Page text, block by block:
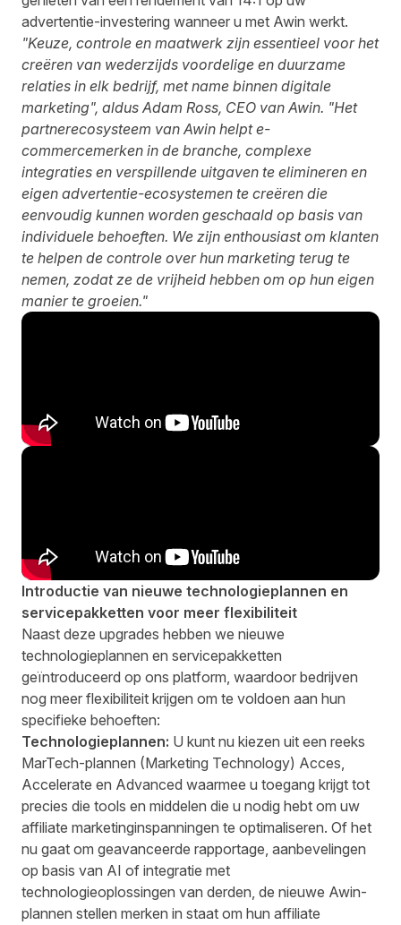
advertentie-investering wanneer u met Awin werkt.
"Keuze, controle en maatwerk zijn essentieel voor het
creëren van wederzijds voordelige en duurzame
relaties in elk bedrijf, met name binnen digitale
marketing", aldus Adam Ross, CEO van Awin. "Het
partnerecosysteem van Awin helpt e-
commercemerken in de branche, complexe
integraties en verspillende uitgaven te elimineren en
eigen advertentie-ecosystemen te creëren die
eenvoudig kunnen worden geschaald op basis van
individuele behoeften. We zijn enthousiast om klanten
te helpen de controle over hun marketing terug te
nemen, zodat ze de vrijheid hebben om op hun eigen
manier te groeien."
Introductie van nieuwe technologieplannen en
servicepakketten voor meer flexibiliteit
Naast deze upgrades hebben we nieuwe
technologieplannen en servicepakketten
geïntroduceerd op ons platform, waardoor bedrijven
nog meer flexibiliteit krijgen om te voldoen aan hun
specifieke behoeften:
Technologieplannen: U kunt nu kiezen uit een reeks
MarTech-plannen (Marketing Technology) Acces,
Accelerate en Advanced waarmee u toegang krijgt tot
precies die tools en middelen die u nodig hebt om uw
affiliate marketinginspanningen te optimaliseren. Of het
nu gaat om geavanceerde rapportage, aanbevelingen
op basis van AI of integratie met
technologieoplossingen van derden, de nieuwe Awin-
plannen stellen merken in staat om hun affiliate